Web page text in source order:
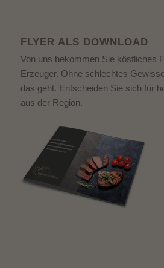
FLYER ALS DOWNLOAD
Von uns bekommen Sie köstliches
Erzeuger. Ohne schlechtes
das geht. Entscheiden Sie sich für
aus der Region.